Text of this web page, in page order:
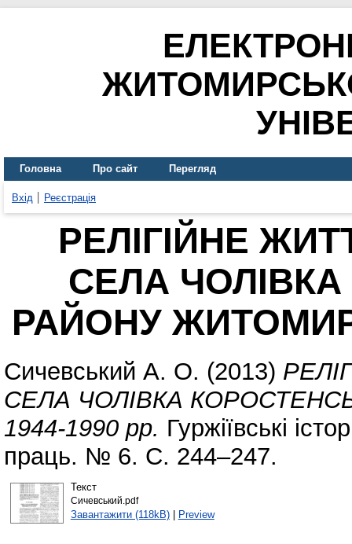
Головна Про сайт Перегляд
Вхід Реєстрація
РЕЛІГІЙНЕ
СЕЛА
РАЙОНУ
Сичевський А. О. (2013)
СЕЛА ЧОЛІВКА
1944-1990 pp. Гуржіївські
праць. № 6. С. 244–247.
Текст
Сичевський.pdf
Завантажити (118kB)| Preview